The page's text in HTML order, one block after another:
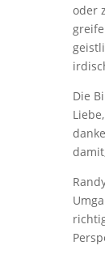
oder
Die